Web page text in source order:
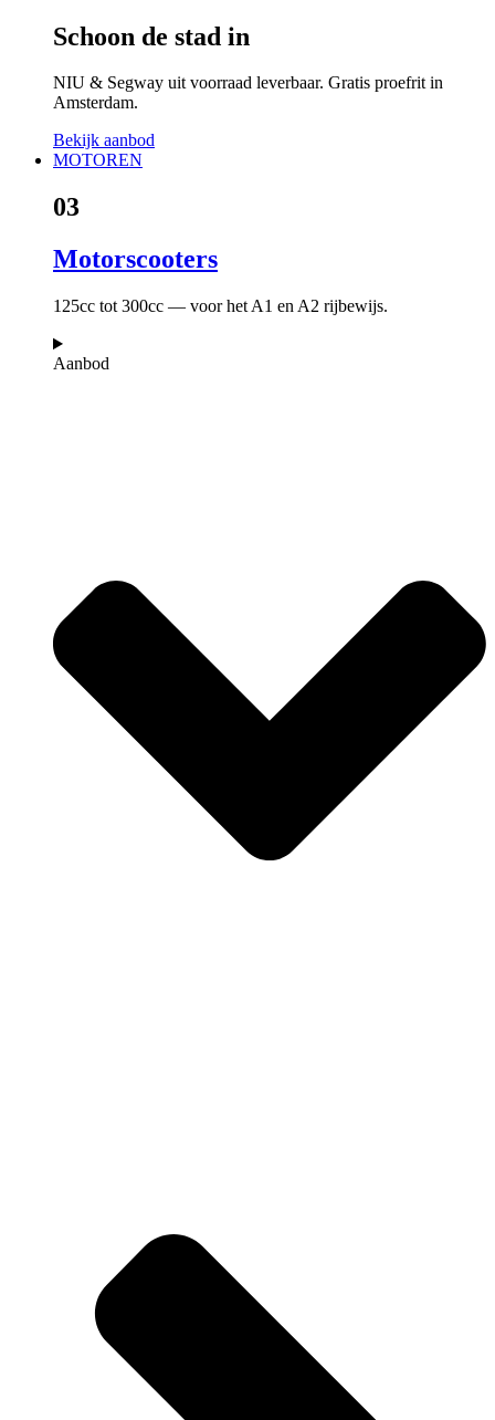
Schoon de stad in
NIU & Segway uit voorraad leverbaar. Gratis proefrit in
Amsterdam.
Bekijk aanbod
MOTOREN
03
Motorscooters
125cc tot 300cc — voor het A1 en A2 rijbewijs.
Aanbod